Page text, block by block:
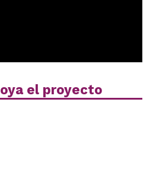
el proyecto